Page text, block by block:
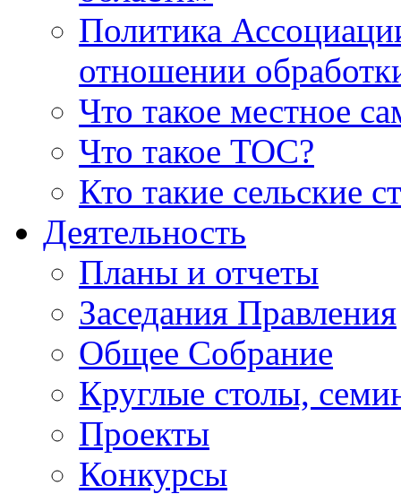
Политика
отношении
Что такое местное
Что такое ТОС?
Кто такие сельские
Деятельность
Планы и отчеты
Заседания Правления
Общее Собрание
Круглые столы,
Проекты
Конкурсы